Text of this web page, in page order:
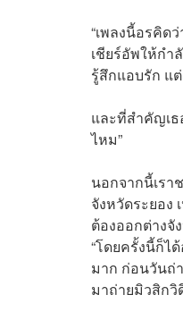
“เพลงนี้อรคิด
เชียร์อัพให้กำ
รู้สึกแอบรัก แ
และที่สำคัญเธ
ไหม”
นอกจากนี้เรา
จังหวัดระยอง
ต้องออกต่างจั
“โดยครั้งนี้ก็ไ
มาก ก่อนวันถ่
มาถ่ายมิวสิกวิ